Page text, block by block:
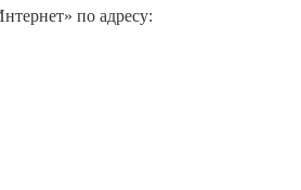
по адресу: